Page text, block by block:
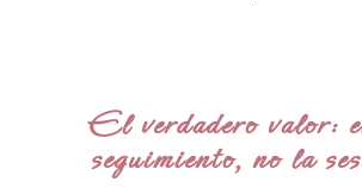
El verdadero valor:
seguimiento, no la